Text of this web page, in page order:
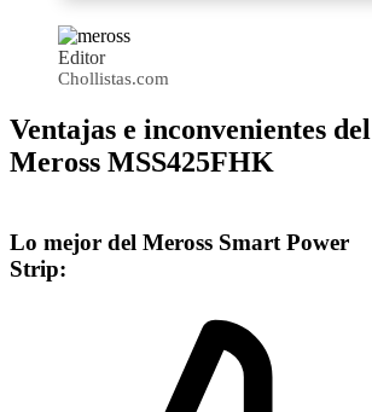
Editor
Chollistas.com
Ventajas e inconvenientes del
Meross MSS425FHK
Lo mejor del Meross Smart Power
Strip: